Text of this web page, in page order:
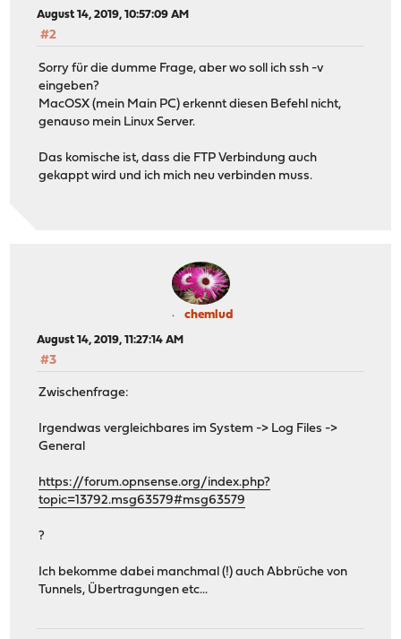
August 14, 2019, 10:57:09 AM
#2
Sorry für die dumme Frage, aber wo soll ich ssh -v
eingeben?
MacOSX (mein Main PC) erkennt diesen Befehl nicht,
genauso mein Linux Server.
Das komische ist, dass die FTP Verbindung auch
gekappt wird und ich mich neu verbinden muss.
chemlud
August 14, 2019, 11:27:14 AM
#3
Zwischenfrage:
Irgendwas vergleichbares im System -> Log Files ->
General
https://forum.opnsense.org/index.php?
topic=13792.msg63579#msg63579
?
Ich bekomme dabei manchmal (!) auch Abbrüche von
Tunnels, Übertragungen etc...